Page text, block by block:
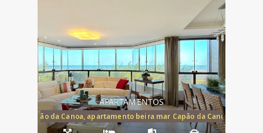
APARTAMENTOS
mar Capão da Canoa, apartamento beira mar Capão da Canoa,